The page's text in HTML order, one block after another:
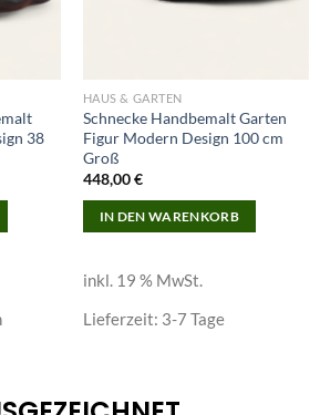
38
HAUS & GARTEN
Schnecke Handbemalt Garten
Figur Modern Design 100 cm
Groß
448,00€
IN DEN WARENKORB
inkl. 19 % MwSt.
Lieferzeit: 3-7 Tage